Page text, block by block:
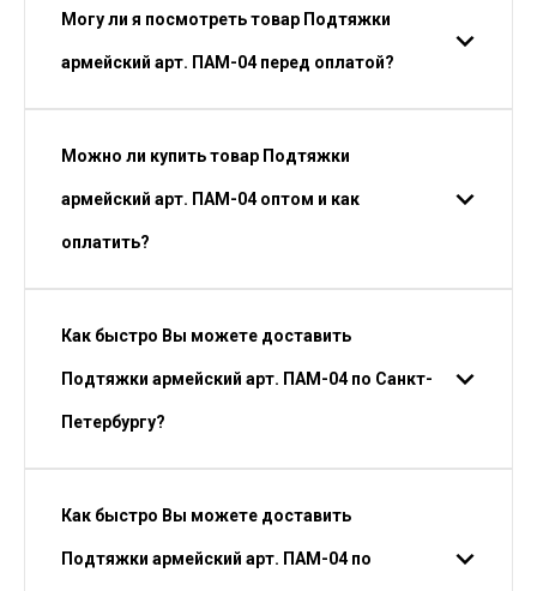
Могу ли я посмотреть товар Подтяжки
армейский арт. ПАМ-04 перед оплатой?
Можно ли купить товар Подтяжки
армейский арт. ПАМ-04 оптом и как
оплатить?
Как быстро Вы можете доставить
Подтяжки армейский арт. ПАМ-04 по Санкт-
Петербургу?
Как быстро Вы можете доставить
Подтяжки армейский арт. ПАМ-04 по